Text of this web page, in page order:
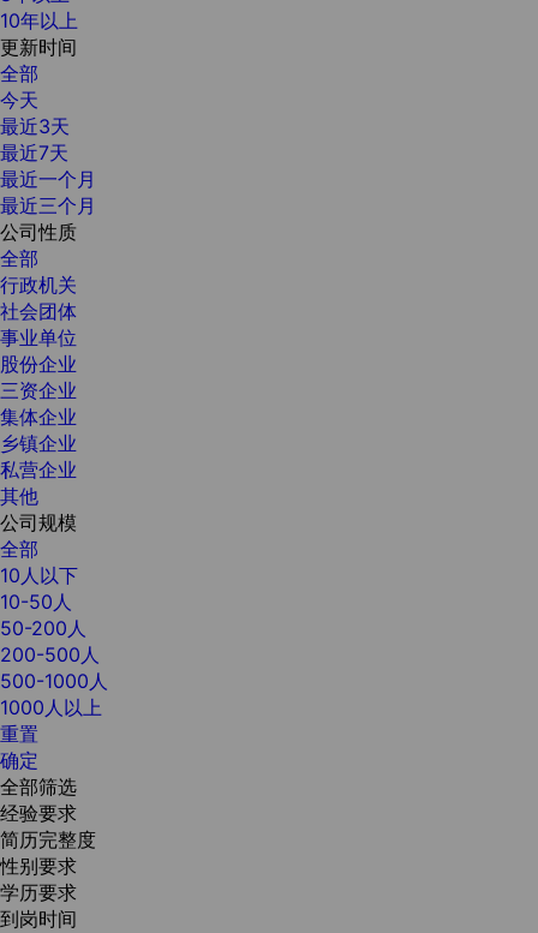
10年以上
更新时间
全部
今天
最近3天
最近7天
最近一个月
最近三个月
公司性质
全部
行政机关
社会团体
事业单位
股份企业
三资企业
集体企业
乡镇企业
私营企业
其他
公司规模
全部
10人以下
10-50人
50-200人
200-500人
500-1000人
1000人以上
重置
确定
全部筛选
经验要求
简历完整度
性别要求
学历要求
到岗时间